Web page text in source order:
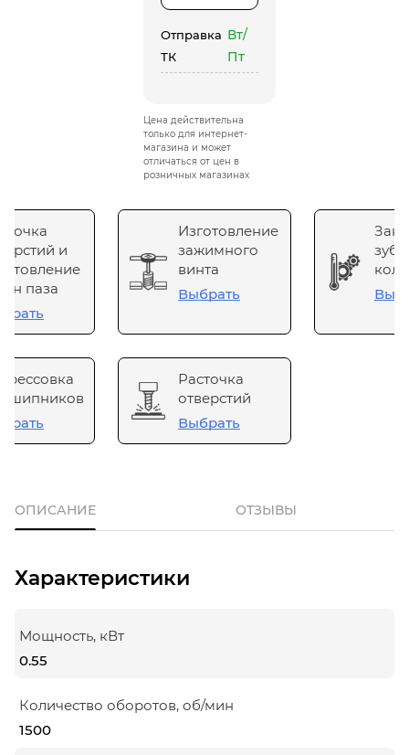
Отправка
ТК
Вт/
Пт
Цена действительна
только для интернет-
магазина и может
отличаться от цен в
розничных магазинах
и
паза
Изготовление
зажимного
винта
Выбрать
Расточка
отверстий
Выбрать
ОПИСАНИЕ ОТЗЫВЫ
Характеристики
Мощность, кВт
0.55
Количество оборотов, об/мин
1500